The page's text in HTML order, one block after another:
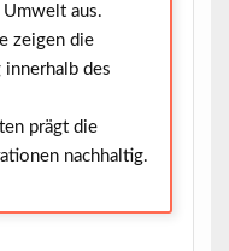
aus.
zeigen die
des
prägt die
nachhaltig.